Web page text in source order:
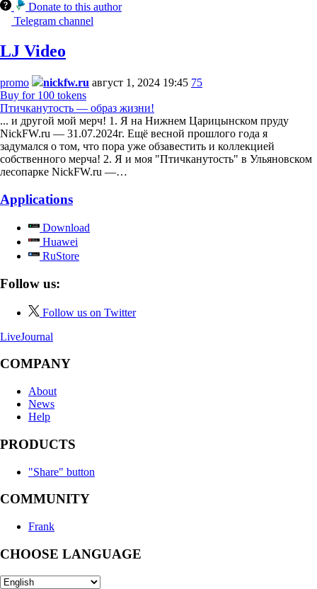
Donate to this author
Telegram channel
LJ Video
promo nickfw.ru август 1, 2024 19:45 75
Buy for 100 tokens
Птичканутость — образ жизни!
... и другой мой мерч! 1. Я на Нижнем Царицынском пруду
NickFW.ru — 31.07.2024г. Ещё весной прошлого года я
задумался о том, что пора уже обзавестить и коллекцией
собственного мерча! 2. Я и моя "Птичканутость" в Ульяновском
лесопарке NickFW.ru —…
Applications
Download
Huawei
RuStore
Follow us:
Follow us on Twitter
LiveJournal
COMPANY
About
News
Help
PRODUCTS
"Share" button
COMMUNITY
Frank
CHOOSE LANGUAGE